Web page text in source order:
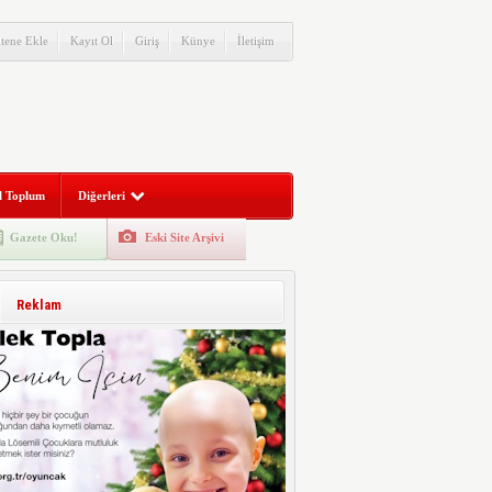
Ekle Kayıt Ol Giriş Künye İletişim
Toplum Diğerleri
Gazete Oku! Eski Site Arşivi
Reklam